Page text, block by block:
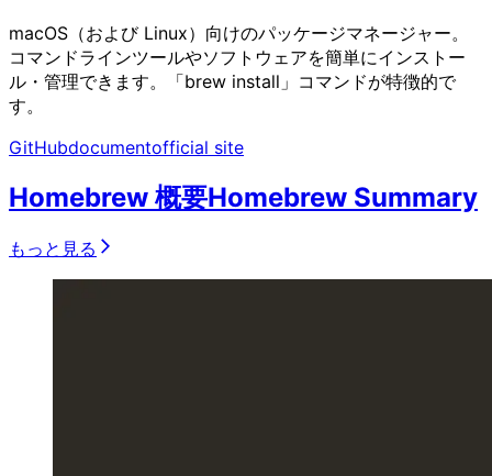
macOS（および Linux）向けのパッケージマネージャー。
コマンドラインツールやソフトウェアを簡単にインストー
ル・管理できます。「brew install」コマンドが特徴的で
す。
GitHubdocumentofficial site
Homebrew 概要Homebrew Summary
もっと見る